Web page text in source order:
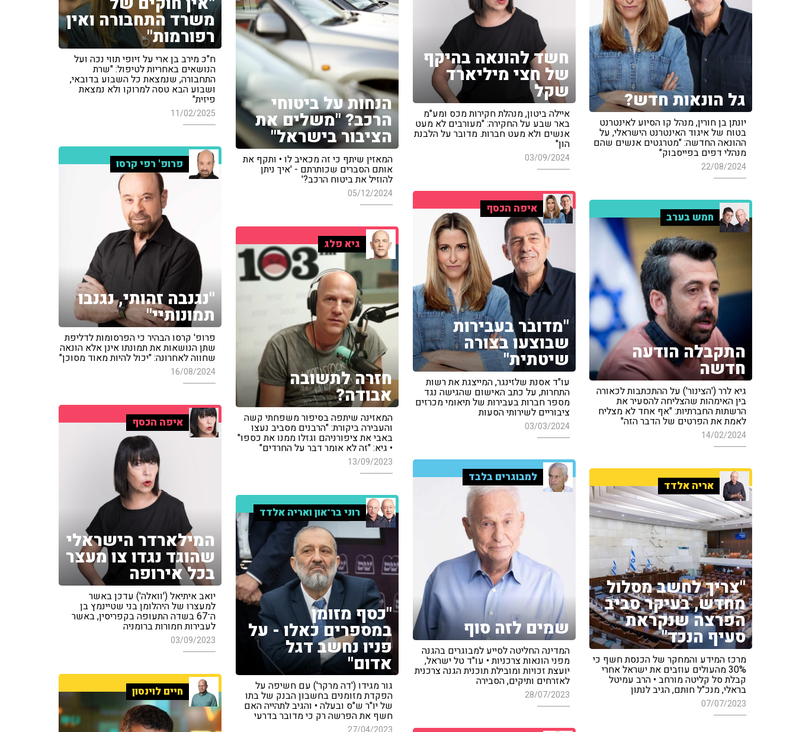
משרד התחבורה ואין
רפורמות"
ח"כ מירב בן ארי על זיופי תווי נכה ועל
הנושאים באחריות לטיפול: "שרת
התחבורה, שנמצאת כל השבוע בדובאי,
ושבוע הבא טסה למרוקו ולא נמצאת
פיזית"
11/02/2025 הנחות על ביטוחי
הרכב? "משלים את
הציבור בישראל"
המאזין שיתף כי זה מכאיב לו • ותקף את
אותם הסברים שכותרתם - 'איך ניתן
להוזיל את ביטוח הרכב?'
05/12/2024
חשד להונאה בהיקף
של חצי מיליארד
שקל
איילה ביטון, מנהלת חקירות מכס ומע"מ
באר שבע על החקירה: "מעורבים לא מעט
אנשים ולא מעט חברות. מדובר על הלבנת
הון"
03/09/2024
גל הונאות חדש?
יונתן בן חורין, מנהל קו הסיוע לאינטרנט
בטוח של איגוד האינטרנט הישראלי, על
ההונאה החדשה: "מטרגטים אנשים שהם
מנהלי דפים בפייסבוק"
22/08/2024 פרופ' רפי קרסו
"נגנבה זהותי, נגנבו
תמונותיי"
פרופ' קרסו הבהיר כי הפרסומות לדליפת
שתן הנושאות את תמונתו אינן אלא הונאה
שחווה לאחרונה: "יכול להיות מאוד מסוכן"
16/08/2024
איפה הכסף
"מדובר בעבירות
שבוצעו בצורה
שיטתית"
עו"ד אסנת שלזינגר, המייצגת את רשות
התחרות, על כתב האישום שהגישה נגד
מספר חברות בעבירות של תיאומי מכרזים
ציבוריים לשירותי הסעות
03/03/2024
חמש בערב
התקבלה הודעה
חדשה
גיא לרר ('הצינור') על ההתכתבות לכאורה
בין האימהות שהצליחה להסעיר את
הרשתות החברתיות: "אף אחד לא מצליח
לאמת את הפרטים של הדבר הזה"
14/02/2024
גיא פלג
חזרה לתשובה
אבודה?
המאזינה שיתפה בסיפור משפחתי קשה
והעבירה ביקורת: "הרבנים מסביב נעצו
באבי את ציפורניהם וגזלו ממנו את כספו"
• גיא: "זה לא אומר דבר על החרדים"
13/09/2023
איפה הכסף
המילארדר הישראלי
שהוגד נגדו צו מעצר
בכל אירופה
יואב איתיאל ('וואלה') עדכן באשר
למעצרו של היהלומן בני שטיינמץ בן
ה־67 בשדה התעופה בקפריסין, באשר
לעבירות חמורות ברומניה
03/09/2023
למבוגרים בלבד
שמים לזה סוף
המדינה החליטה לסייע למבוגרים בהגנה
מפני הונאות צרכניות • עו"ד טל ישראל,
יועצת זכויות ומובילת תוכנית הגנה צרכנית
לאזרחים ותיקים, הסבירה
28/07/2023
אריה אלדד
"צריך לחשב מסלול
מחדש, בעיקר סביב
הפרצה שנקראת
סעיף הנכד"
מרכז המידע והמחקר של הכנסת חשף כי
30% מהעולים עוזבים את ישראל אחרי
קבלת סל קליטה מורחב • הרב עמיטל
בראלי, מנכ"ל חותם, הגיב לנתון
07/07/2023
רוני בר־און ואריה אלדד
"כסף מזומן
במספרים כאלו - על
פניו נחשב דגל
אדום"
גור מגידו ('דה מרקר') עם חשיפה על
הפקדת מזומנים בחשבון הבנק של בתו
של יו"ר ש"ס ובעלה • והגיב לתהייה האם
חשף את הפרשה רק כי מדובר בדרעי
חיים לוינסון